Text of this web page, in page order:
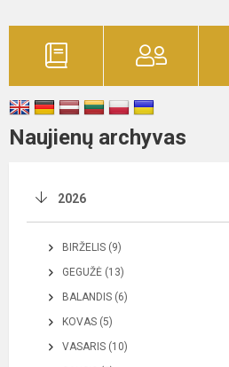
Naujienų archyvas
2026
BIRŽELIS (9)
GEGUŽĖ (13)
BALANDIS (6)
KOVAS (5)
VASARIS (10)